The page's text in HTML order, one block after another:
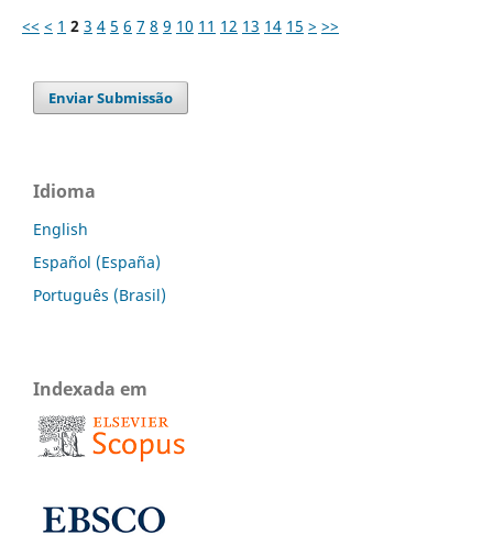
<< < 1 2 3 4 5 6 7 8 9 10 11 12 13 14 15 > >>
Enviar Submissão
Idioma
English
Español (España)
Português (Brasil)
Indexada em